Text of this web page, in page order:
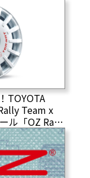
TOYOTA
Team x
ル「OZ Rally